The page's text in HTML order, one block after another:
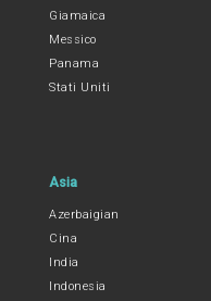
Giamaica
Messico
Panama
Stati Uniti
Asia
Azerbaigian
Cina
India
Indonesia